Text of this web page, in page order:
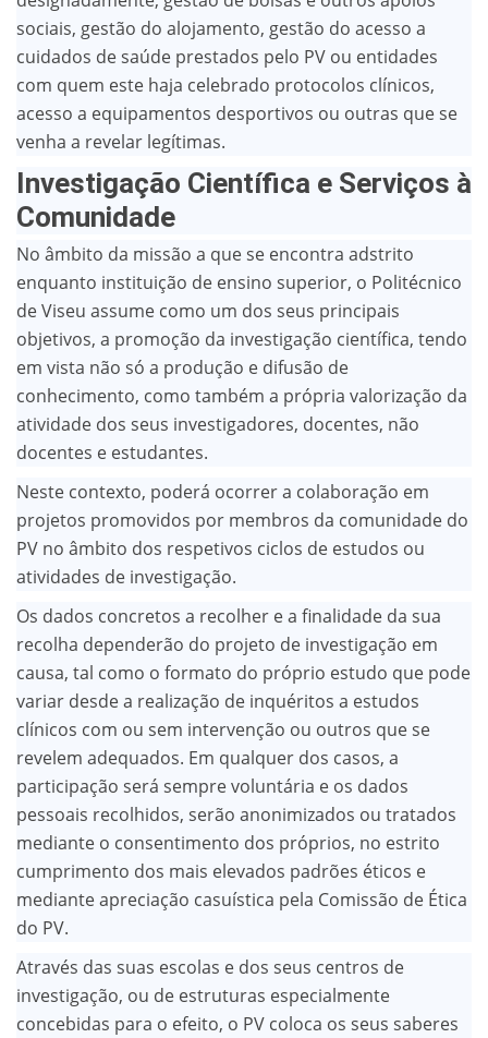
sociais, gestão do alojamento, gestão do acesso a
cuidados de saúde prestados pelo PV ou entidades
com quem este haja celebrado protocolos clínicos,
acesso a equipamentos desportivos ou outras que se
venha a revelar legítimas.
Investigação Científica e Serviços à
Comunidade
No âmbito da missão a que se encontra adstrito
enquanto instituição de ensino superior, o Politécnico
de Viseu assume como um dos seus principais
objetivos, a promoção da investigação científica, tendo
em vista não só a produção e difusão de
conhecimento, como também a própria valorização da
atividade dos seus investigadores, docentes, não
docentes e estudantes.
Neste contexto, poderá ocorrer a colaboração em
projetos promovidos por membros da comunidade do
PV no âmbito dos respetivos ciclos de estudos ou
atividades de investigação.
Os dados concretos a recolher e a finalidade da sua
recolha dependerão do projeto de investigação em
causa, tal como o formato do próprio estudo que pode
variar desde a realização de inquéritos a estudos
clínicos com ou sem intervenção ou outros que se
revelem adequados. Em qualquer dos casos, a
participação será sempre voluntária e os dados
pessoais recolhidos, serão anonimizados ou tratados
mediante o consentimento dos próprios, no estrito
cumprimento dos mais elevados padrões éticos e
mediante apreciação casuística pela Comissão de Ética
do PV.
Através das suas escolas e dos seus centros de
investigação, ou de estruturas especialmente
concebidas para o efeito, o PV coloca os seus saberes